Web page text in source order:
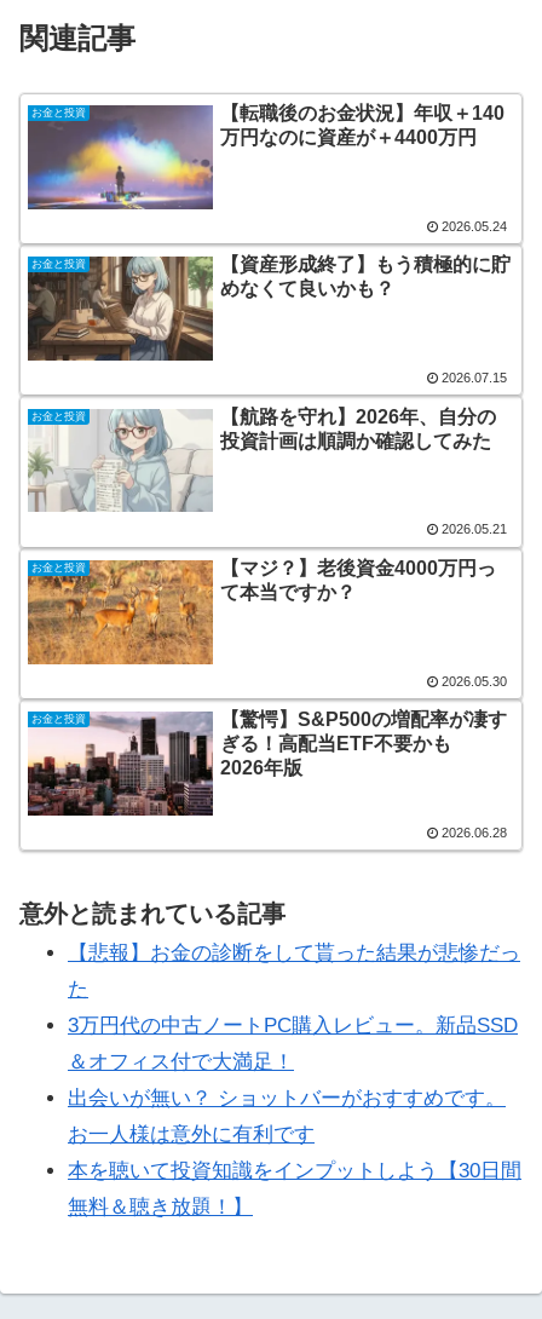
関連記事
お金と投資
【転職後のお金状況】年収＋140
万円なのに資産が＋4400万円
2026.05.24
お金と投資
【資産形成終了】もう積極的に貯
めなくて良いかも？
2026.07.15
お金と投資
【航路を守れ】2026年、自分の
投資計画は順調か確認してみた
2026.05.21
お金と投資
【マジ？】老後資金4000万円っ
て本当ですか？
2026.05.30
お金と投資
【驚愕】S&P500の増配率が凄す
ぎる！高配当ETF不要かも
2026年版
2026.06.28
意外と読まれている記事
【悲報】お金の診断をして貰った結果が悲惨だっ
た
3万円代の中古ノートPC購入レビュー。新品SSD
＆オフィス付で大満足！
出会いが無い？ ショットバーがおすすめです。
お一人様は意外に有利です
本を聴いて投資知識をインプットしよう【30日間
無料＆聴き放題！】